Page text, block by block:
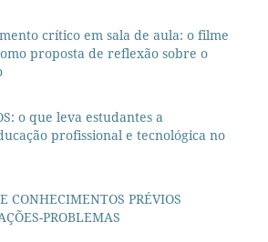
crítico em sala de aula: o filme
proposta de reflexão sobre o
o que leva estudantes a
profissional e tecnológica no
CONHECIMENTOS PRÉVIOS
PROBLEMAS